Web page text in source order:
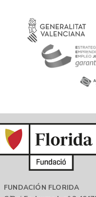
FUNDACIÓN FLORIDA